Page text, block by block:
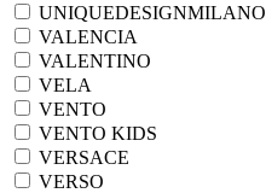
UNIQUEDESIGNMILANO
VALENCIA
VALENTINO
VELA
VENTO
VENTO KIDS
VERSACE
VERSO